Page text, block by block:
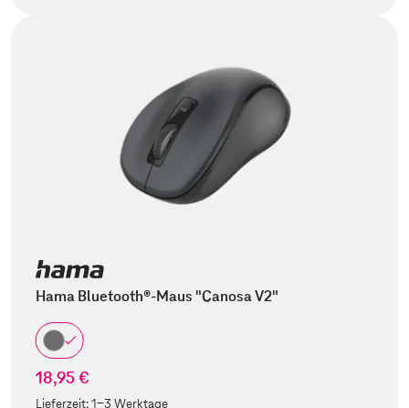
Hama Bluetooth®-Maus "Canosa V2"
18,95 €
Lieferzeit:1-3 Werktage